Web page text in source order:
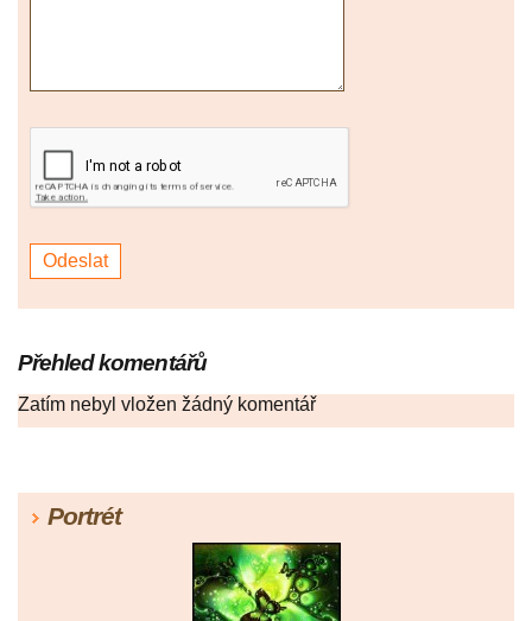
Přehled komentářů
Zatím nebyl vložen žádný komentář
Portrét